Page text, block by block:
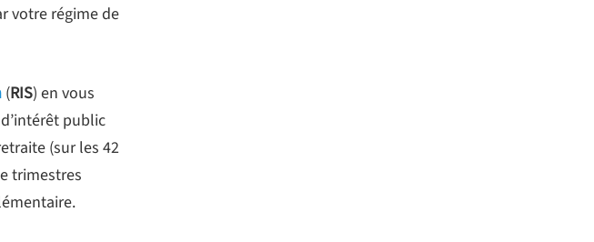
votre régime de
(RIS) en vous
public
(sur les 42
trimestres